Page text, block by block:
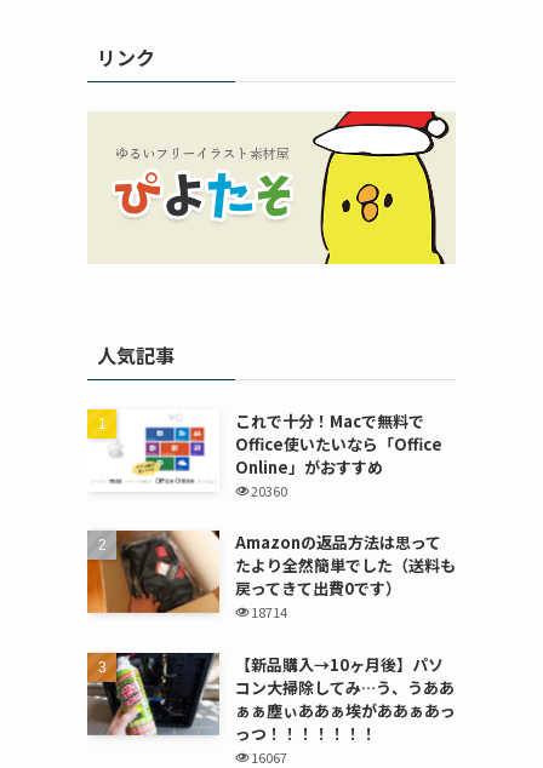
リンク
人気記事
これで十分！Macで無料で
Office使いたいなら「Office
Online」がおすすめ
20360
Amazonの返品方法は思って
たより全然簡単でした（送料も
戻ってきて出費0です）
18714
【新品購入→10ヶ月後】パソ
コン大掃除してみ…う、うああ
ぁぁ塵ぃああぁ埃がああぁあっ
っつ！！！！！！！
16067